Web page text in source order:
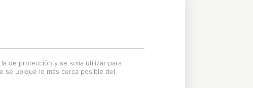
de protección y se solía utilizar para
se ubique lo más cerca posible del